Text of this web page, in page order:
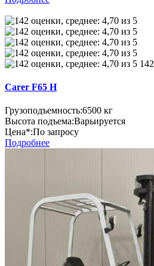
142
Carer F65 H
Грузоподъемность:6500 кг
Высота подъема:Варьируется
Цена*:По запросу
Подробнее